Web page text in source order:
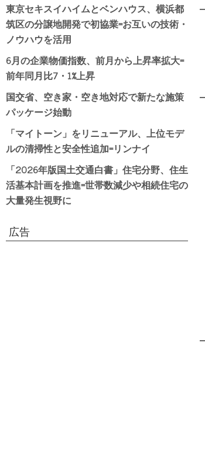
東京セキスイハイムとベンハウス、横浜都
筑区の分譲地開発で初協業=お互いの技術・
ノウハウを活用
6月の企業物価指数、前月から上昇率拡大=
前年同月比7・1%上昇
国交省、空き家・空き地対応で新たな施策
パッケージ始動
「マイトーン」をリニューアル、上位モデ
ルの清掃性と安全性追加=リンナイ
「2026年版国土交通白書」住宅分野、住生
活基本計画を推進=世帯数減少や相続住宅の
大量発生視野に
広告